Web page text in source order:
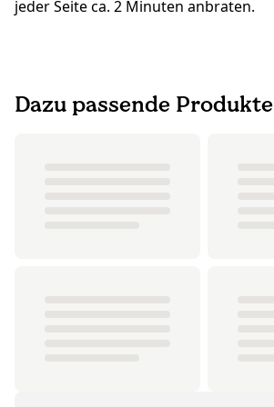
jeder Seite ca. 2 Minuten anbraten.
Dazu passende Produkte